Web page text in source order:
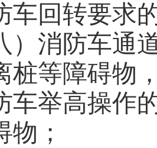
车回转要求
）消防车通
桩等障碍物
车举高操作
物；